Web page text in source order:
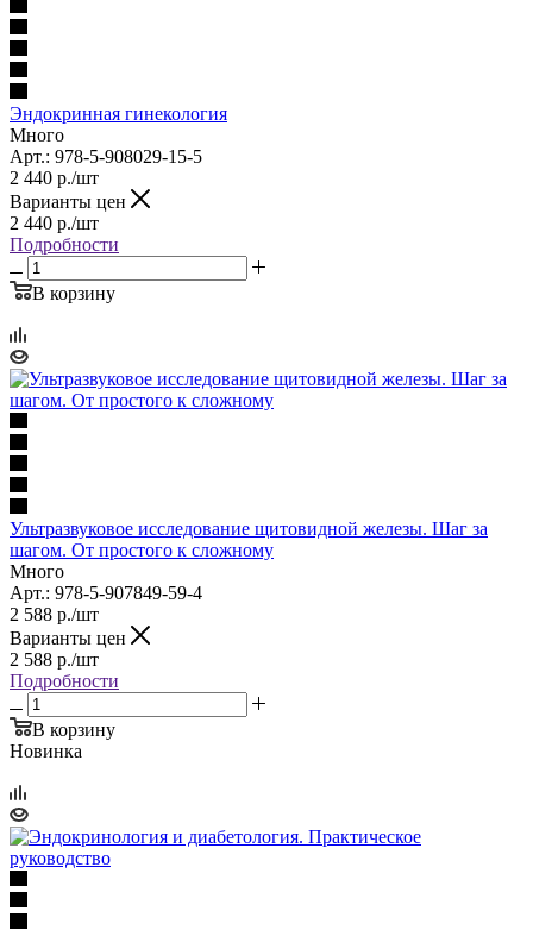
Эндокринная гинекология
Много
Арт.: 978-5-908029-15-5
2 440 р./шт
Варианты цен
2 440 р./шт
Подробности
В корзину
Ультразвуковое исследование щитовидной железы. Шаг за
шагом. От простого к сложному
Много
Арт.: 978-5-907849-59-4
2 588 р./шт
Варианты цен
2 588 р./шт
Подробности
В корзину
Новинка